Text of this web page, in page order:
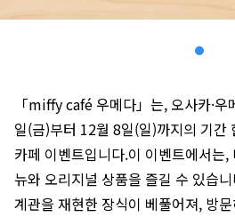
「miffy café 우메다」는, 오사카·
일(금)부터 12월 8일(일)까지의 기간
카페 이벤트입니다.이 이벤트에서는
뉴와 오리지널 상품을 즐길 수 있습
계관을 재현한 장식이 베풀어져, 방